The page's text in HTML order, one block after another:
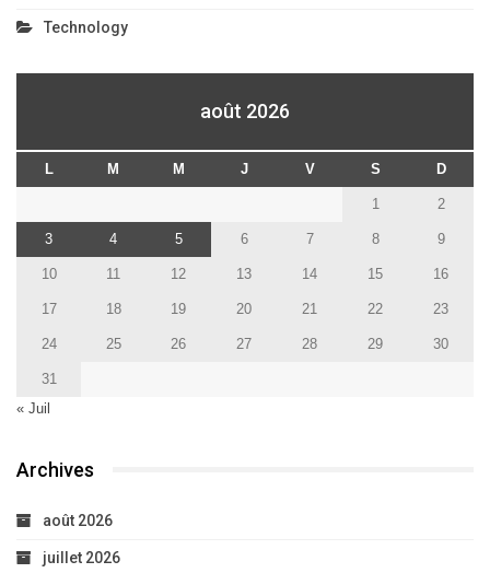
Technology
août 2026
L M M J V S D
1 2
3 4 5 6 7 8 9
10 11 12 13 14 15 16
17 18 19 20 21 22 23
24 25 26 27 28 29 30
31
« Juil
Archives
août 2026
juillet 2026